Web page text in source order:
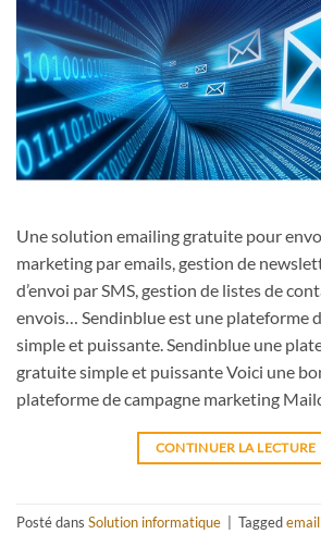
Une solution emailing gratuite pour
marketing par emails, gestion de
d’envoi par SMS, gestion de listes de
envois… Sendinblue est une plateforme
simple et puissante. Sendinblue une
gratuite simple et puissante Voici une
plateforme de campagne marketing
CONTINUER LA LECTURE
Posté dans Solution informatique Tagged